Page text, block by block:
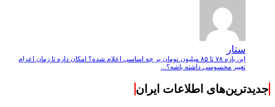
ستار
این بازه ۷۸ تا ۸۵ میلیون تومان بر چه اساسی اعلام شده؟ امکان داره تا زمان اعزام
تغییر محسوسی داشته باشه؟...
جدیدترین‌های اطلاعات ایران